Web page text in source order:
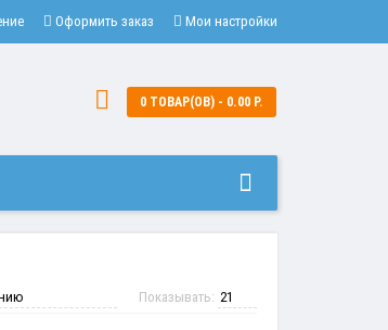
Оформить заказ Мои настройки
0 ТОВАР(ОВ) - 0.00 Р.
Показывать: